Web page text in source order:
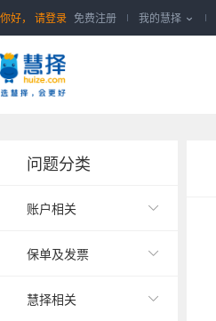
你好， 请登录 免费注册 我的慧择 
问题分类
账户相关 
保单及发票 
慧择相关 